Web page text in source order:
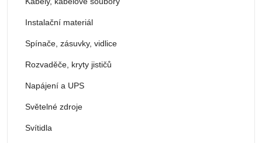
Instalační materiál
Spínače, zásuvky, vidlice
Rozvaděče, kryty jističů
Napájení a UPS
Světelné zdroje
Svítidla